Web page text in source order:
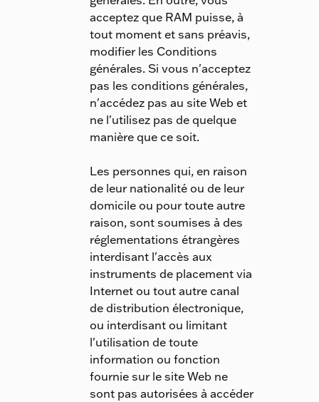
acceptez que RAM puisse, à
tout moment et sans préavis,
modifier les Conditions
générales. Si vous n'acceptez
pas les conditions générales,
n'accédez pas au site Web et
ne l'utilisez pas de quelque
manière que ce soit.
Les personnes qui, en raison
de leur nationalité ou de leur
domicile ou pour toute autre
raison, sont soumises à des
réglementations étrangères
interdisant l'accès aux
instruments de placement via
Internet ou tout autre canal
de distribution électronique,
ou interdisant ou limitant
l'utilisation de toute
information ou fonction
fournie sur le site Web ne
sont pas autorisées à accéder